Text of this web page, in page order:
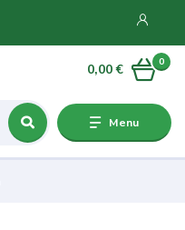
Menu
0
0,00 €